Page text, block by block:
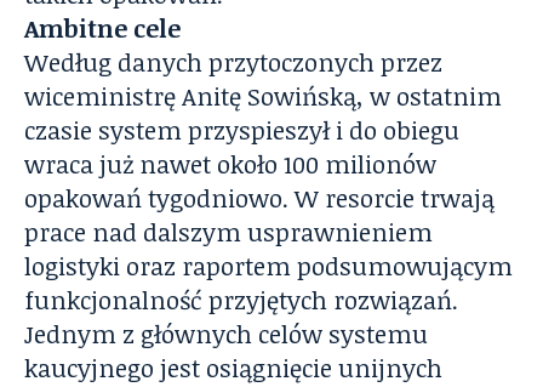
Ambitne cele
Według danych przytoczonych przez
wiceministrę Anitę Sowińską, w ostatnim
czasie system przyspieszył i do obiegu
wraca już nawet około 100 milionów
opakowań tygodniowo. W resorcie trwają
prace nad dalszym usprawnieniem
logistyki oraz raportem podsumowującym
funkcjonalność przyjętych rozwiązań.
Jednym z głównych celów systemu
kaucyjnego jest osiągnięcie unijnych